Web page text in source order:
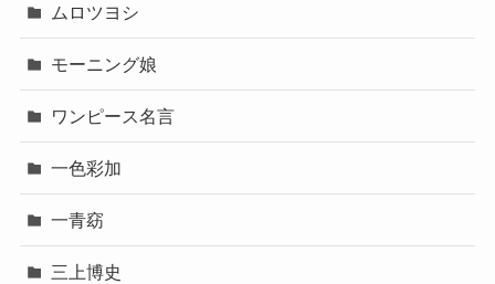
ムロツヨシ
モーニング娘
ワンピース名言
一色彩加
一青窈
三上博史